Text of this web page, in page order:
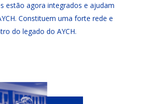
estão agora integrados e ajudam
Constituem uma forte rede e
do legado do AYCH.